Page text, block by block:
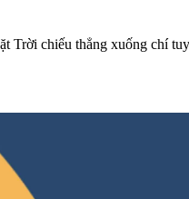
Trời chiếu thẳng xuống chí